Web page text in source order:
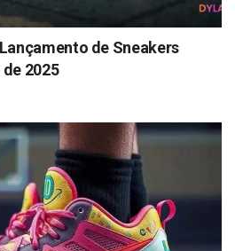
de Sneakers
2025